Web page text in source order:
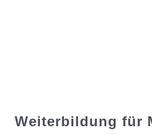
Weiterbildung für